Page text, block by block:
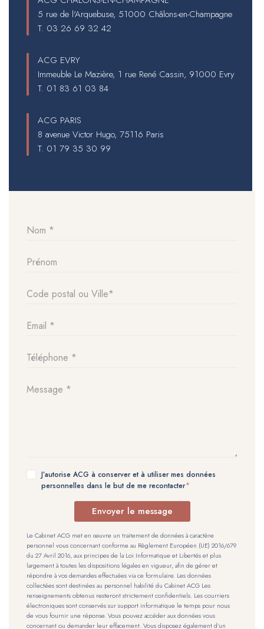
5 rue de l'Arquebuse, 51000 Châlons-en-Champagne
T. 03 26 69 32 42
ACG EVRY
Immeuble Le Mazière, 1 rue René Cassin, 91000 Evry
T. 01 83 61 03 84
ACG PARIS
8 avenue Victor Hugo, 75116 Paris
T. 01 79 35 30 99
J’autorise ACG à conserver et à utiliser mes données
personnelles dans le but de me recontacter
Envoyer le message
Le Cabinet ACG met en œuvre un traitement de données à caractère
personnel vous concernant conforme au Règlement Européen (UE) 2016/679
du 27 Avril 2016, aux principes de la Loi Informatique et Libertés et plus
largement à toutes les dispositions légales en vigueur, afin de gérer et
répondre à vos demandes effectuées via ce formulaire. Les données
collectées sont destinées au personnel habilité du Cabinet ACG Les
renseignements obtenus resteront strictement confidentiels. Les courriers
électroniques sont conservés sur support informatique le temps pour nous
de vous fournir une réponse. Vous pouvez accéder aux données vous
concernant ou demander leur effacement. Vous disposez également d’un